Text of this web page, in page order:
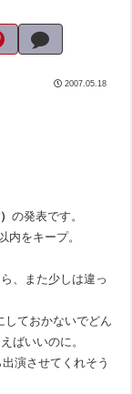
2007.05.18
の発表です。
内をキープ。
、また少しは違っ
しておかないでどん
ばいいのに。
演させてくれそう